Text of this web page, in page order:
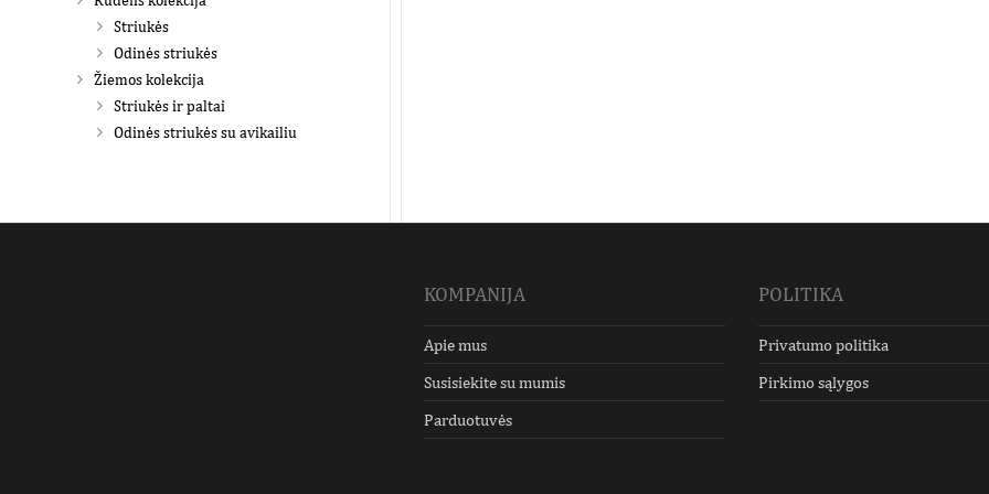
Striukės
Odinės striukės
Žiemos kolekcija
Striukės ir paltai
Odinės striukės su avikailiu
KOMPANIJA
Apie mus
Susisiekite su mumis
Parduotuvės
POLITIKA
Privatumo politika
Pirkimo sąlygos